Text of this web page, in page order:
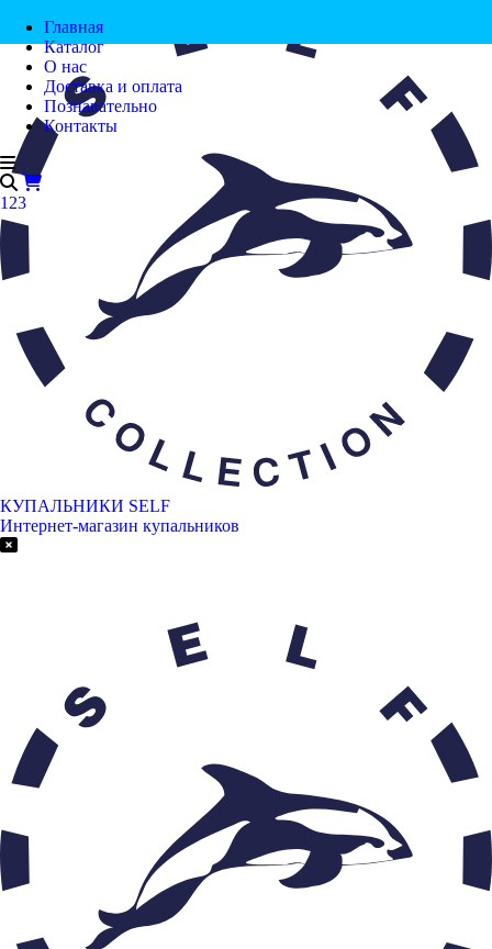
Главная
Каталог
О нас
Доставка и оплата
Познавательно
Контакты
123
КУПАЛЬНИКИ SELF
Интернет-магазин купальников